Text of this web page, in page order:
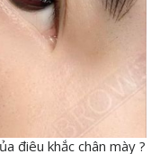
điêu khắc chân mày ?